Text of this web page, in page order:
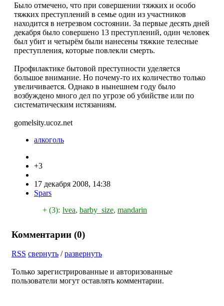
Было отмечено, что при совершении тяжких и особо
тяжких преступлений в семье один из участников
находится в нетрезвом состоянии. За первые десять дней
декабря было совершено 13 преступлений, один человек
был убит и четырём были нанесены тяжкие телесные
преступления, которые повлекли смерть.
Профилактике бытовой преступности уделяется
большое внимание. Но почему-то их количество только
увеличивается. Однако в нынешнем году было
возбуждено много дел по угрозе об убийстве или по
систематическим истязаниям.
gomelsity.ucoz.net
алкоголь
+3
17 декабря 2008, 14:38
Spars
+ (3): lvea, barby_size, mandarin
Комментарии (0)
RSS свернуть /развернуть
Только зарегистрированные и авторизованные
пользователи могут оставлять комментарии.